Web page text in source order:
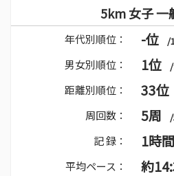
5km 女子 一
年代別順位： -位 /
男女別順位： 1位
距離別順位： 33位
周回数： 5周
記 録： 1時
平均ペース： 約